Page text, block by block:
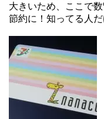
【対象者
ントキャ
【解決】
い、パス
大きいため、ここで
節約に！知ってる人